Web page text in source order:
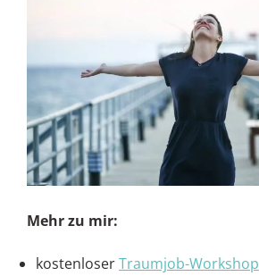
Mehr zu mir:
kostenloserTraumjob-Workshop